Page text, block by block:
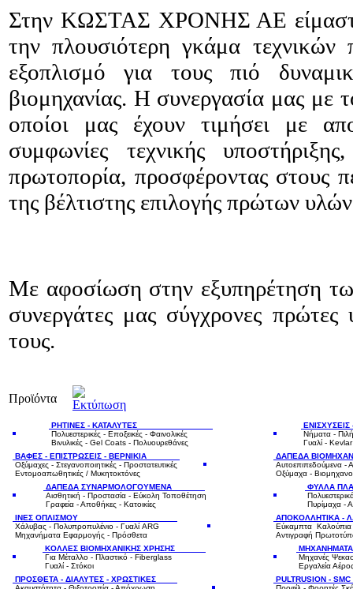
Στην ΚΩΣΤΑΣ ΧΡΟΝΗΣ ΑΕ είμαστε
την πλουσιότερη γκάμα
εξοπλισμό για τους πιό
βιομηχανίας. Η συνεργασία μας με
οποίοι μας έχουν τιμήσει με
συμφωνίες τεχνικής
πρωτοπορία, προσφέροντας στους
της βέλτιστης επιλογής πρώτων
Με αφοσίωση στην εξυπηρέτηση
συνεργάτες μας σύγχρονες
τους.
Προϊόντα
ΡΗΤΙΝΕΣ - ΚΑΤΑΛΥΤΕΣ
Πολυεστερικές - Εποξεικές - Φαινολικές
Βινυλικές - Gel Coats - Πολυουρεθάνες
ΒΑΦΕΣ - ΕΠΙΣΤΡΩΣΕΙΣ - ΒΕΡΝΙΚΙΑ
Οξύμαχες - Στεγανοποιητικές - Προστατευτικές
Εντομοαπωθητικές / Μυκητοκτόνες
ΔΑΠΕΔΑ ΣΥΝΑΡΜΟΛΟΓΟΥΜΕΝΑ
Αισθητική - Προστασία - Εύκολη Τοποθέτηση
Γραφεία - Αποθήκες - Κατοικίες
ΙΝΕΣ ΟΠΛΙΣΜΟΥ
Χάλυβας - Πολυπροπυλένιο - Γυαλί ARG
Μηχανήματα Εφαρμογής - Πρόσθετα
ΚΟΛΛΕΣ ΒΙΟΜΗΧΑΝΙΚΗΣ ΧΡΗΣΗΣ
Για Μέταλλο - Πλαστικό - Fiberglass
Γυαλί - Στόκοι
ΠΡΟΣΘΕΤΑ - ΔΙΑΛΥΤΕΣ - ΧΡΩΣΤΙΚΕΣ
Νήματα -
Γυαλί -
ΔΑΠΕΔΑ
Αυτοεπιπεδούμενα -
Οξύμαχα -
ΦΥΛΛΑ
Πυρίμαχα -
ΑΠΟΚΟΛΛΗΤΙΚΑ -
Εύκαμπτα Καλούπια
Αντιγραφή
Μηχανές
Εργαλεία